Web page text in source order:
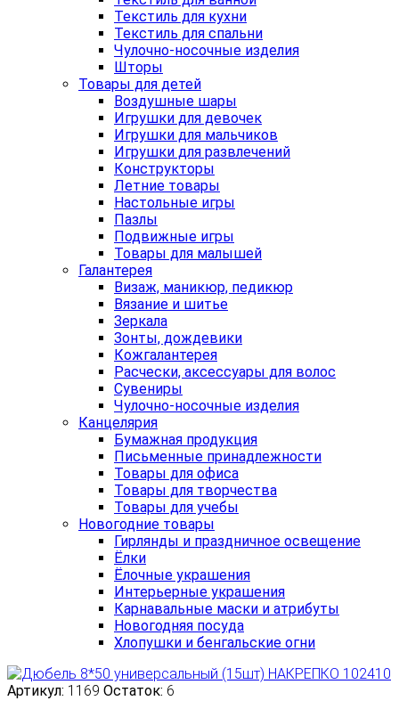
Текстиль для кухни
Текстиль для спальни
Чулочно-носочные изделия
Шторы
Товары для детей
Воздушные шары
Игрушки для девочек
Игрушки для мальчиков
Игрушки для развлечений
Конструкторы
Летние товары
Настольные игры
Пазлы
Подвижные игры
Товары для малышей
Галантерея
Визаж, маникюр, педикюр
Вязание и шитье
Зеркала
Зонты, дождевики
Кожгалантерея
Расчески, аксессуары для волос
Сувениры
Чулочно-носочные изделия
Канцелярия
Бумажная продукция
Письменные принадлежности
Товары для офиса
Товары для творчества
Товары для учебы
Новогодние товары
Гирлянды и праздничное освещение
Ёлки
Ёлочные украшения
Интерьерные украшения
Карнавальные маски и атрибуты
Новогодняя посуда
Хлопушки и бенгальские огни
Артикул: 1169 Остаток: 6